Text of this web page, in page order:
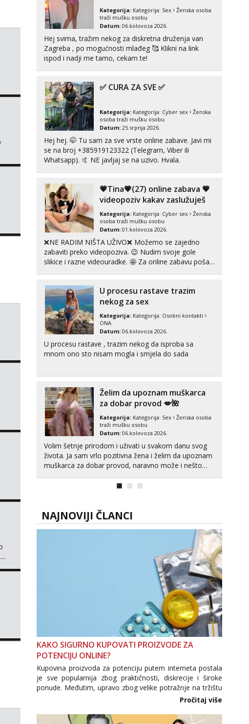
064/677-677 - Kod: #123
tel:0,93€ - mob:1,12€ min
Obavijesti me kada se oslobodi
Anđela
tel:0,93€ - mob:1,12€ min
Mira
Čekam tvoj poziv!
Tel: 064/677-677- Kod: #72
tel:0,93€ - mob:1,12€ min
Liliana
tel:0,93€ - mob:1,12€ min
Obavijesti me kada se oslobodi
Maja
Čekam tvoj poziv!
Tel:064/677-677- Kod: #04
tel:0,93€ - mob:1,12€ min
Učiteljica iz predgrađa traži...
Tel: 064/677-677
tel:0,93€ - mob:1,12€ min
Obavijesti me kada se oslobodi
Alisa
Razgovaram :)
tel:0,93€ - mob:1,12€ min
Vanesa
Čekam tvoj poziv!
Tel: 064/677-677 - Kod: #74
tel:0,93€ - mob:1,12€ min
Anita
Čekam tvoj poziv!
Tel:064/677-677- Kod: #87
Razgovaram :)
Tel:064/677-677- Kod: #123
- Kod: #142
Čekam tvoj poziv!
tel:0,93€ - mob:1,12€ min
Kategorija: Kategorija: Sex
Ženska osoba
traži mušku osobu
Datum: 06.kolovoza 2026.
Hej svima, tražim nekog za diskretna druženja van
Zagreba , po mogućnosti mlađeg 🥰 Klikni na link
ispod i nadji me tamo, cekam te!
✅ CURA ZA SVE ✅
Kategorija: Kategorija: Cyber sex
Ženska
osoba traži mušku osobu
Datum: 25.srpnja 2026.
Hej hej. 🤭 Tu sam za sve vrste online zabave. Javi mi
se na broj +385919123322 (Telegram, Viber ili
Whatsapp). 🤙 NE javljaj se na uzivo. Hvala.
💗Tina💗(27) online zabava 💗
videopoziv kakav zaslužuješ
Kategorija: Kategorija: Cyber sex
Ženska
osoba traži mušku osobu
Datum: 01.kolovoza 2026.
❌NE RADIM NIŠTA UŽIVO❌ Možemo se zajedno
zabaviti preko videopoziva. 😉 Nudim svoje gole
slikice i razne videouradke. 🤩 Za online zabavu pošalji
vidjeti na videopozivu. 😉 S vama sam vec 5 ...
U procesu rastave trazim
nekog za sex
Kategorija: Kategorija: Osobni kontakti
ONA
Datum: 06.kolovoza 2026.
U procesu rastave , trazim nekog da isproba sa
mnom ono sto nisam mogla i smjela do sada
Želim da upoznam muškarca
za dobar provod 💋🌺
Kategorija: Kategorija: Sex
Ženska osoba
traži mušku osobu
Datum: 06.kolovoza 2026.
Volim šetnje prirodom i uživati u svakom danu svog
života. Ja sam vrlo pozitivna žena i želim da upoznam
muškarca za dobar provod, naravno može i nešto
NAJNOVIJI ČLANCI
KAKO SIGURNO KUPOVATI PROIZVODE ZA
POTENCIJU ONLINE?
Kupovina proizvoda za potenciju putem interneta postala
je sve popularnija zbog praktičnosti, diskrecije i široke
ponude. Međutim, upravo zbog velike potražnje na tržištu
se pojavljuju i brojni krivotvoreni proizvodi, nepouzdane
internetske trgovine te proizvodi nepoznatog podrijetla. ...
Pročitaj više